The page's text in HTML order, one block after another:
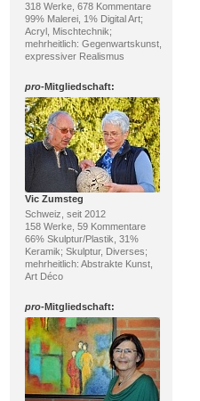
318 Werke, 678 Kommentare
99% Malerei, 1% Digital Art;
Acryl, Mischtechnik;
mehrheitlich: Gegenwartskunst,
expressiver Realismus
pro-Mitgliedschaft:
Vic Zumsteg
Schweiz, seit 2012
158 Werke, 59 Kommentare
66% Skulptur/Plastik, 31%
Keramik; Skulptur, Diverses;
mehrheitlich: Abstrakte Kunst,
Art Déco
pro-Mitgliedschaft: